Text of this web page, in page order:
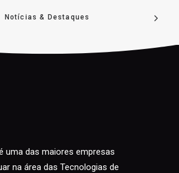
Notícias & Destaques
uma das maiores empresas
na área das Tecnologias de